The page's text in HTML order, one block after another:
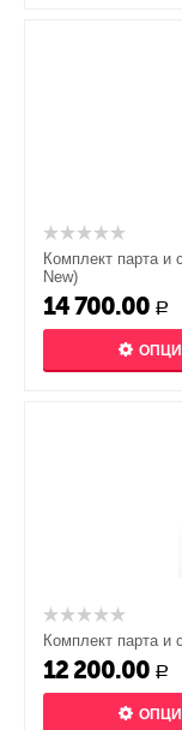
Комплект парта и
New)
14 700.00 Р
Комплект парта и
12 200.00 Р